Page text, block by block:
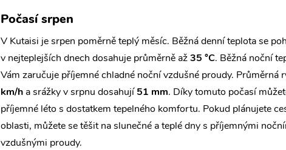
Počasí srpen
V Kutaisi je srpen poměrně teplý měsíc. Běžná denní teplota se
v nejteplejších dnech dosahuje průměrně až35 °C. Běžná noční
Vám zaručuje příjemné chladné noční vzdušné proudy. Průměrná
km/h a srážky v srpnu dosahují51 mm. Díky tomuto počasí
příjemné léto s dostatkem tepelného komfortu. Pokud plánujete
oblasti, můžete se těšit na slunečné a teplé dny s příjemnými
vzdušnými proudy.